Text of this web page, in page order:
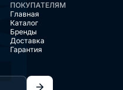
ПОКУПАТЕЛЯМ
Главная
Каталог
Бренды
Доставка
Гарантия